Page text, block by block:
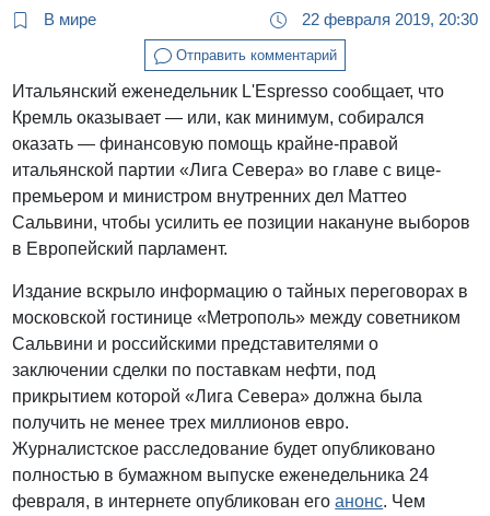
В мире 22 февраля 2019, 20:30
Отправить комментарий
Итальянский еженедельник L'Espresso сообщает, что
Кремль оказывает — или, как минимум, собирался
оказать — финансовую помощь крайне-правой
итальянской партии «Лига Севера» во главе с вице-
премьером и министром внутренних дел Маттео
Сальвини, чтобы усилить ее позиции накануне выборов
в Европейский парламент.
Издание вскрыло информацию о тайных переговорах в
московской гостинице «Метрополь» между советником
Сальвини и российскими представителями о
заключении сделки по поставкам нефти, под
прикрытием которой «Лига Севера» должна была
получить не менее трех миллионов евро.
Журналистское расследование будет опубликовано
полностью в бумажном выпуске еженедельника 24
февраля, в интернете опубликован егоанонс. Чем